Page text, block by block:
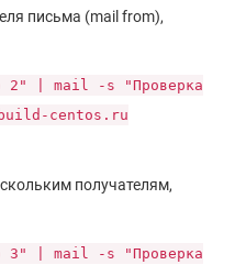
письма (mail from),
2" | mail -s "Проверка
centos.ru
получателям,
3" | mail -s "Проверка